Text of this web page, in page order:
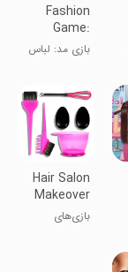
Fashion
Game:
Dressup &
Makeup
بازی مد: لباس
Hair Salon
Makeover
Girl Games
بازی‌های